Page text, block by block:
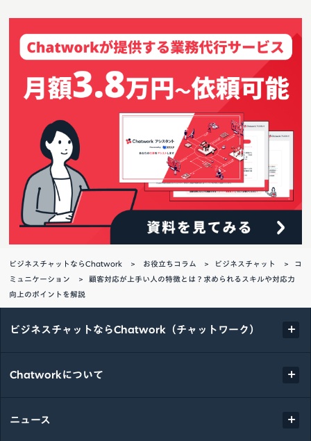
ビジネスチャットならChatwork お役立ちコラム ビジネスチャット
コ
ミュニケーション
顧客対応が上手い人の特徴とは？求められるスキルや対応力
向上のポイントを解説
ビジネスチャットならChatwork（チャットワーク）
Chatworkについて
ニュース